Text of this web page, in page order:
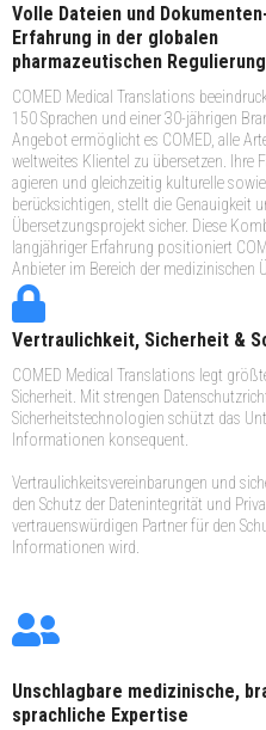
Volle Dateien und
Erfahrung in der globalen
pharmazeutischen
COMED Medical Translations
150 Sprachen und einer 30-jährigen
Angebot ermöglicht es COMED, alle
weltweites Klientel zu übersetzen. Ihre
agieren und gleichzeitig kulturelle
berücksichtigen, stellt die Genauigkeit
Übersetzungsprojekt sicher. Diese
langjähriger Erfahrung positioniert
Anbieter im Bereich der medizinischen
Vertraulichkeit, Sicherheit &
COMED Medical Translations legt
Sicherheit. Mit strengen
Sicherheitstechnologien schützt das
Informationen konsequent.
Vertraulichkeitsvereinbarungen und
den Schutz der Datenintegrität und
vertrauenswürdigen Partner für den
Informationen wird.
Unschlagbare medizinische,
sprachliche Expertise